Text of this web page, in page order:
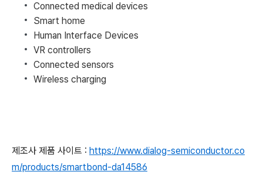
Connected medical devices
Smart home
Human Interface Devices
VR controllers
Connected sensors
Wireless charging
제조사 제품 사이트 : https://www.dialog-semiconductor.co
m/products/smartbond-da14586